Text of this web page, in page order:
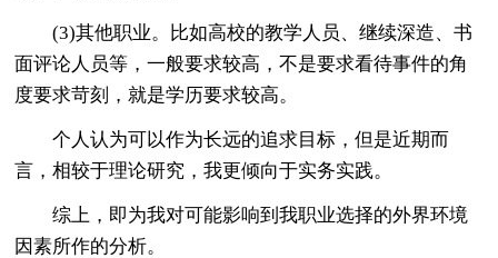
(3)其他职业。比如高校的教学人员、继续深造、书
面评论人员等，一般要求较高，不是要求看待事件的角
度要求苛刻，就是学历要求较高。
个人认为可以作为长远的追求目标，但是近期而
言，相较于理论研究，我更倾向于实务实践。
综上，即为我对可能影响到我职业选择的外界环境
因素所作的分析。